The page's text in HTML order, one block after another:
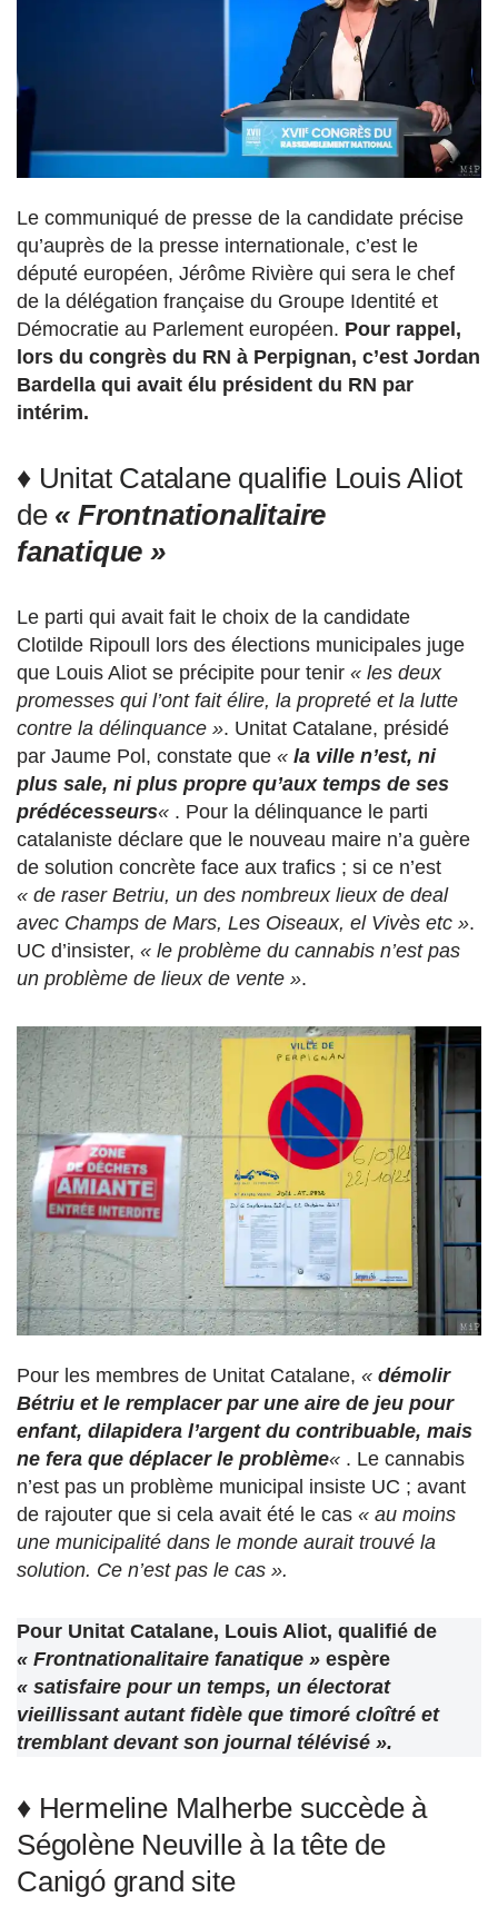
Le communiqué de presse de la candidate précise
qu’auprès de la presse internationale, c’est le
député européen, Jérôme Rivière qui sera le chef
de la délégation française du Groupe Identité et
Démocratie au Parlement européen. Pour rappel,
lors du congrès du RN à Perpignan, c’est Jordan
Bardella qui avait élu président du RN par
intérim.
♦ Unitat Catalane qualifie Louis Aliot
de « Frontnationalitaire
fanatique »
Le parti qui avait fait le choix de la candidate
Clotilde Ripoull lors des élections municipales juge
que Louis Aliot se précipite pour tenir « les deux
promesses qui l’ont fait élire, la propreté et la lutte
contre la délinquance ». Unitat Catalane, présidé
par Jaume Pol, constate que « la ville n’est, ni
plus sale, ni plus propre qu’aux temps de ses
prédécesseurs« . Pour la délinquance le parti
catalaniste déclare que le nouveau maire n’a guère
de solution concrète face aux trafics ; si ce n’est
« de raser Betriu, un des nombreux lieux de deal
avec Champs de Mars, Les Oiseaux, el Vivès etc ».
UC d’insister, « le problème du cannabis n’est pas
un problème de lieux de vente ».
Pour les membres de Unitat Catalane, « démolir
Bétriu et le remplacer par une aire de jeu pour
enfant, dilapidera l’argent du contribuable, mais
ne fera que déplacer le problème« . Le cannabis
n’est pas un problème municipal insiste UC ; avant
de rajouter que si cela avait été le cas « au moins
une municipalité dans le monde aurait trouvé la
solution. Ce n’est pas le cas ».
Pour Unitat Catalane, Louis Aliot, qualifié de
« Frontnationalitaire fanatique » espère
« satisfaire pour un temps, un électorat
vieillissant autant fidèle que timoré cloîtré et
tremblant devant son journal télévisé ».
♦ Hermeline Malherbe succède à
Ségolène Neuville à la tête de
Canigó grand site